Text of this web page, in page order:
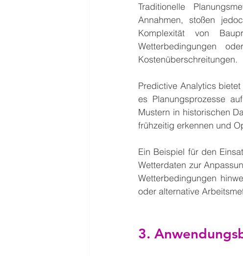
Traditionelle
Annahmen, stoßen
Komplexität von
Wetterbedingungen
Kostenüberschreitungen.
Predictive Analytics
es Planungsprozesse
Mustern in historischen
frühzeitig erkennen und
Ein Beispiel für den
Wetterdaten zur
Wetterbedingungen
oder alternative
3.